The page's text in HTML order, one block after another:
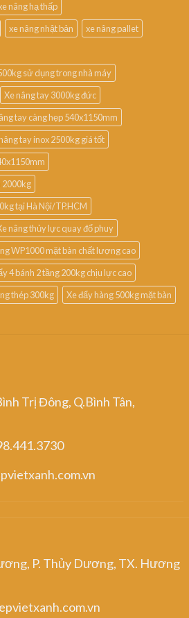
nâng hạ thấp
xe nâng nhật bản
xe nâng pallet
sử dụng trong nhà máy
Xe nâng tay 3000kg đức
tay càng hẹp 540x1150mm
tay inox 2500kg giá tốt
2000kg
tại Hà Nội/TP.HCM
nâng thủy lực quay đổ phuy
WP1000 mặt bàn chất lượng cao
4 bánh 2 tầng 200kg chịu lực cao
thép 300kg Xe đẩy hàng 500kg mặt bàn
Trị Đông, Q.Bình Tân,
P. Thủy Dương, TX. Hương